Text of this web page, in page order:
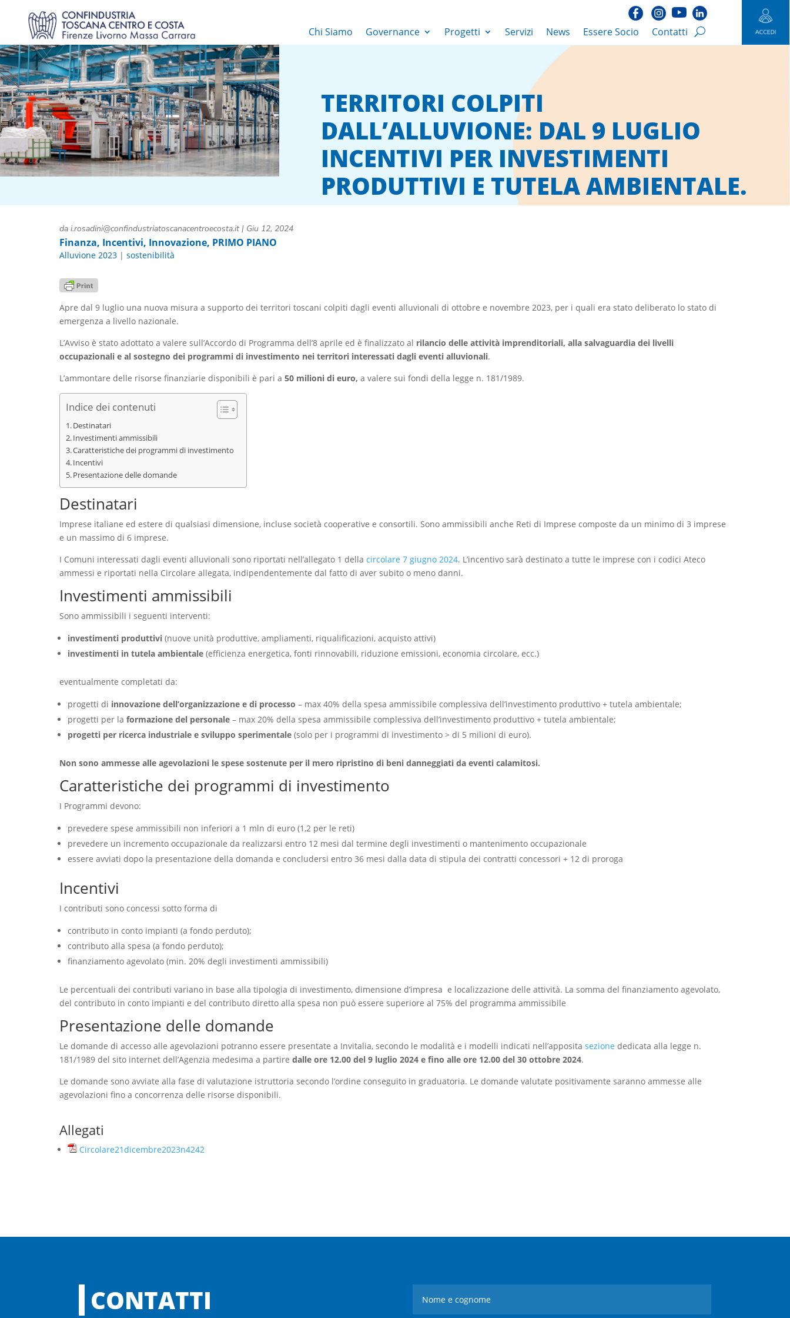
Chi Siamo Governance Progetti Servizi News Essere Socio Contatti
TERRITORI COLPITI
DALL’ALLUVIONE: DAL 9 LUGLIO
INCENTIVI PER INVESTIMENTI
PRODUTTIVI E TUTELA AMBIENTALE.
da i.rosadini@confindustriatoscanacentroecosta.it| Giu 12, 2024
Finanza, Incentivi, Innovazione, PRIMO PIANO
Alluvione 2023| sostenibilità
Apre dal 9 luglio una nuova misura a supporto dei territori toscani colpiti dagli eventi alluvionali di ottobre e novembre 2023, per i quali era stato deliberato lo stato di
emergenza a livello nazionale.
L’Avviso è stato adottato a valere sull’Accordo di Programma dell’8 aprile ed è finalizzato al rilancio delle attività imprenditoriali, alla salvaguardia dei livelli
occupazionali e al sostegno dei programmi di investimento nei territori interessati dagli eventi alluvionali.
L’ammontare delle risorse finanziarie disponibili è pari a 50 milioni di euro, a valere sui fondi della legge n. 181/1989.
Indice dei contenuti
Destinatari
Investimenti ammissibili
Caratteristiche dei programmi di investimento
Incentivi
Presentazione delle domande
Destinatari
Imprese italiane ed estere di qualsiasi dimensione, incluse società cooperative e consortili. Sono ammissibili anche Reti di Imprese composte da un minimo di 3 imprese
e un massimo di 6 imprese.
I Comuni interessati dagli eventi alluvionali sono riportati nell’allegato 1 della circolare 7 giugno 2024. L’incentivo sarà destinato a tutte le imprese con i codici Ateco
ammessi e riportati nella Circolare allegata, indipendentemente dal fatto di aver subito o meno danni.
Investimenti ammissibili
Sono ammissibili i seguenti interventi:
investimenti produttivi(nuove unità produttive, ampliamenti, riqualificazioni, acquisto attivi)
investimenti in tutela ambientale(efficienza energetica, fonti rinnovabili, riduzione emissioni, economia circolare, ecc.)
eventualmente completati da:
progetti di innovazione dell’organizzazione e di processo – max 40% della spesa ammissibile complessiva dell’investimento produttivo + tutela ambientale;
progetti per la formazione del personale– max 20% della spesa ammissibile complessiva dell’investimento produttivo + tutela ambientale;
progetti per ricerca industriale e sviluppo sperimentale(solo per i programmi di investimento > di 5 milioni di euro).
Non sono ammesse alle agevolazioni le spese sostenute per il mero ripristino di beni danneggiati da eventi calamitosi.
Caratteristiche dei programmi di investimento
I Programmi devono:
prevedere spese ammissibili non inferiori a 1 mln di euro (1,2 per le reti)
prevedere un incremento occupazionale da realizzarsi entro 12 mesi dal termine degli investimenti o mantenimento occupazionale
essere avviati dopo la presentazione della domanda e concludersi entro 36 mesi dalla data di stipula dei contratti concessori + 12 di proroga
Incentivi
I contributi sono concessi sotto forma di
contributo in conto impianti (a fondo perduto);
contributo alla spesa (a fondo perduto);
finanziamento agevolato (min. 20% degli investimenti ammissibili)
Le percentuali dei contributi variano in base alla tipologia di investimento, dimensione d’impresa e localizzazione delle attività. La somma del finanziamento agevolato,
del contributo in conto impianti e del contributo diretto alla spesa non può essere superiore al 75% del programma ammissibile
Presentazione delle domande
Le domande di accesso alle agevolazioni potranno essere presentate a Invitalia, secondo le modalità e i modelli indicati nell’apposita sezione dedicata alla legge n.
181/1989 del sito internet dell’Agenzia medesima a partire dalle ore 12.00 del 9 luglio 2024 e fino alle ore 12.00 del 30 ottobre 2024.
Le domande sono avviate alla fase di valutazione istruttoria secondo l’ordine conseguito in graduatoria. Le domande valutate positivamente saranno ammesse alle
agevolazioni fino a concorrenza delle risorse disponibili.
Allegati
Circolare21dicembre2023n4242
CONTATTI